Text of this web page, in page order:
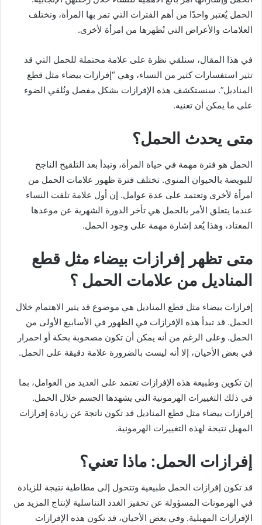
الحمل يُعتبر واحدًا من أهم الفترات التي تمر بها المرأة، وتختلف
العلامات والأعراض التي تُظهرها من امرأة لأخرى.
في هذا المقال، سنلقي نظرة على علامة محتملة للحمل التي قد
تثير استفسارات كثير من النساء، وهي “إفرازات بيضاء مثل قطع
المناديل”. سنستكشف هذه الإفرازات بشكل مفصل ونُلقي الضوء
على ما يمكن أن تعنيه.
متى يحدث الحمل؟
الحمل هو فترة مهمة في حياة المرأة، وتبدأ بعد التلقيح الناجح
للبويضة بالحيوان المنوي. تختلف فترة ظهور علامات الحمل من
امرأة لأخرى وتعتمد على عدة عوامل. إن أول علامة تلفت النساء
عندما يتعلق الأمر بالحمل هي تأخر الدورة الشهرية عن موعدها
المعتاد، وهذا يُعد إشارة مهمة على وجود الحمل.
متى تظهر إفرازات بيضاء مثل قطع
المناديل من علامات الحمل ؟
إفرازات بيضاء مثل قطع المناديل هي موضوع قد يثير الاهتمام خلال
الحمل. قد تبدأ هذه الإفرازات في الظهور في الأسابيع الأولى من
الحمل. وعلى الرغم من أنه يمكن أن تكون مصحوبة بحكة أو احمرار
في بعض الأحيان، إلا أنه ليست بالضرورة علامة دقيقة على الحمل.
إن تكوين وطبيعة هذه الإفرازات تعتمد على العديد من العوامل، بما
في ذلك التغييرات الهرمونية التي يشهدها الجسم خلال الحمل.
إفرازات بيضاء مثل قطع المناديل قد تكون ناتجة عن زيادة إفرازات
المهبل نتيجة لهذه التغييرات الهرمونية.
إفرازات الحمل: ماذا تعني؟
قد تكون إفرازات الحمل طبيعية وتتحول إلى مطاطية نتيجة للزيادة
في الهرمونات المسؤولة عن تحفيز الغدد التناسلية لإنتاج المزيد من
الإفرازات المهبلية. وفي بعض الأحيان، قد تكون هذه الإفرازات